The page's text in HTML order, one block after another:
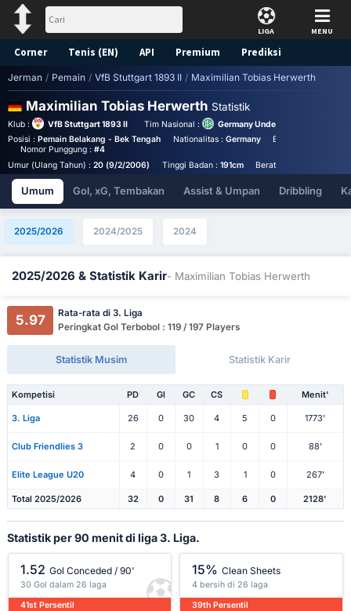
LIGA MENU
Corner Tenis (EN) API Premium Prediksi
Jerman / Pemain / VfB Stuttgart 1893 II / Maximilian Tobias Herwerth
Maximilian Tobias Herwerth Statistik
Klub : VfB Stuttgart 1893 II Tim Nasional :
Germany Under 20
Posisi : Pemain Belakang - Bek Tengah Nationalitas : Germany Birthplace :
Nomor Punggung : #4
Umur (Ulang Tahun) : 20 (9/2/2006) Tinggi Badan : 191cm Berat Badan :
Umum Gol, xG, Tembakan Assist & Umpan Dribbling
2025/2026 2024/2025 2024
2025/2026 & Statistik Karir- Maximilian Tobias Herwerth
5.97
Rata-rata di 3. Liga
Peringkat Gol Terbobol : 119 / 197 Players
Statistik Musim Statistik Karir
Kompetisi PD Gl GC CS Menit'
3. Liga 26 0 30 4 5 0 1773'
Club Friendlies 3 2 0 0 1 0 0 88'
Elite League U20 4 0 1 3 1 0 267'
Total 2025/2026 32 0 31 8 6 0 2128'
Statistik per 90 menit di liga 3. Liga.
1.52 Gol Conceded / 90'
30 Gol dalam 26 laga
41st Persentil
15% Clean Sheets
4 bersih di 26 laga
39th Persentil